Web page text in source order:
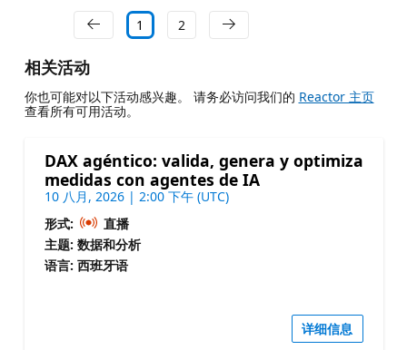
1 2
相关活动
你也可能对以下活动感兴趣。 请务必访问我们的 Reactor 主页
查看所有可用活动。
DAX agéntico: valida, genera y optimiza
medidas con agentes de IA
10 八月, 2026 | 2:00 下午 (UTC)
形式:
直播
主题: 数据和分析
语言: 西班牙语
详细信息